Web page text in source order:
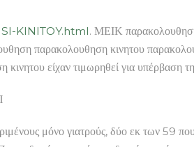
KINITOY.html. ΜΕΙΚ παρακολουθηση
παρακολουθηση κινητου
είχαν τιμωρηθεί για υπέρβαση
μόνο γιατρούς, δύο εκ των 59